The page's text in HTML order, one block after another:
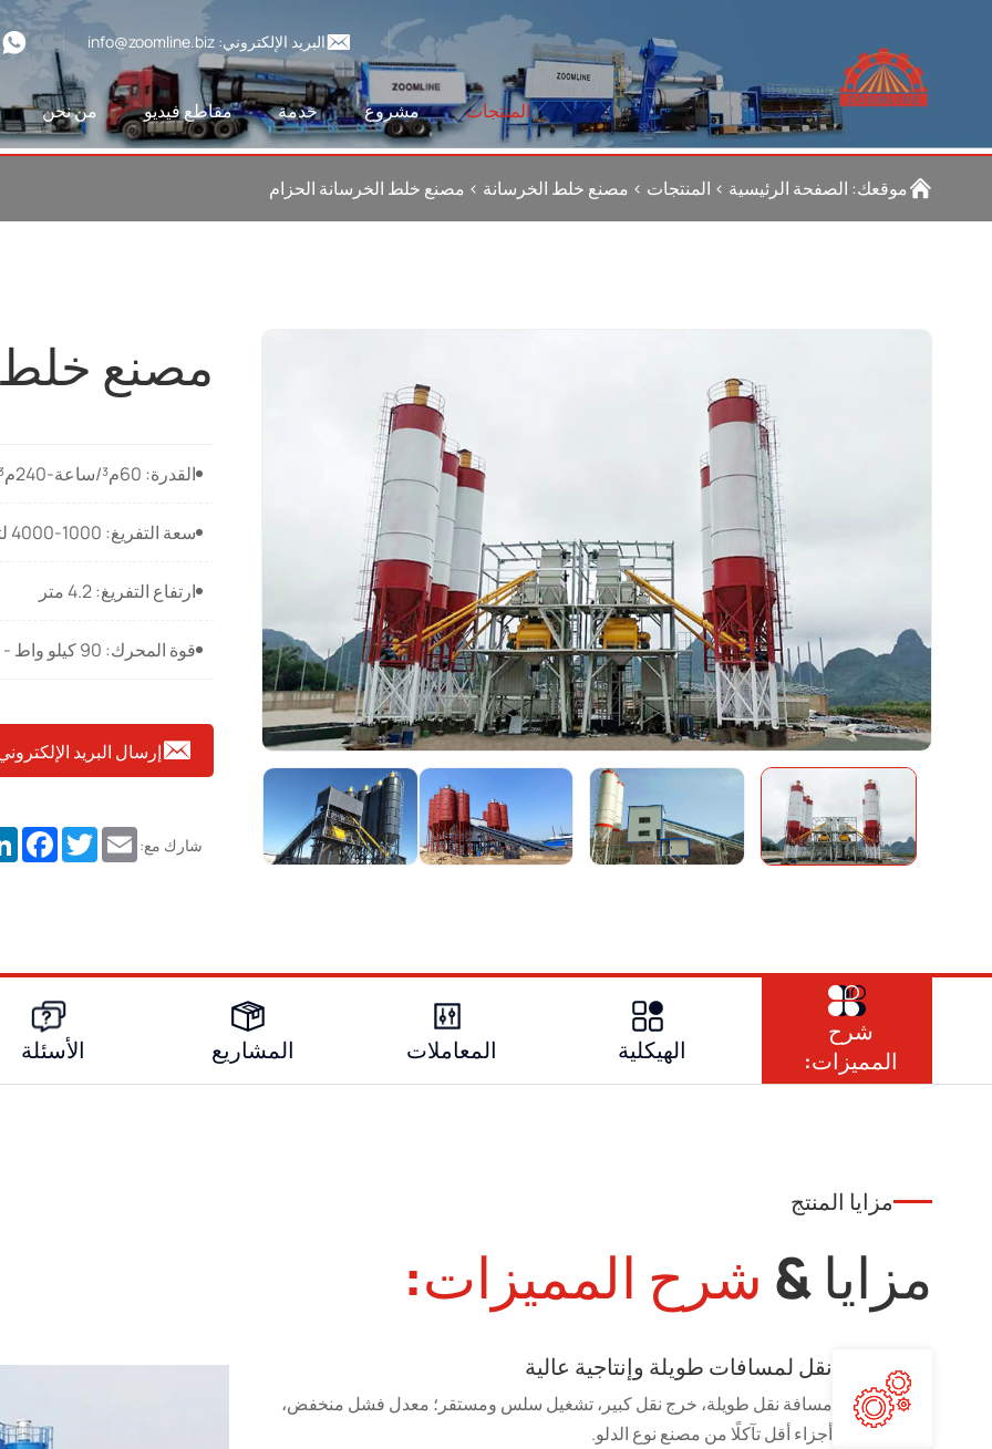
البريد الإلكتروني: info@zoomline.biz
المنتجات مشروع خدمة مقاطع فيديو من نحن
موقعك: الصفحة الرئيسية > المنتجات > مصنع خلط الخرسانة > مصنع خلط الخرسانة الحزام
مصنع خلط
القدرة: 60م³/ساعة-240م³/ساعة
سعة التفريغ: 1000-4000 لتر
ارتفاع التفريغ: 4.2 متر
قوة المحرك: 90 كيلو واط - 320 كيلو واط
إرسال البريد
شارك مع: TwitterEmail
شرح
المميزات:
الهيكلية المعاملات المشاريع الأسئلة
مزايا المنتج
مزايا & شرح المميزات:
نقل لمسافات طويلة وإنتاجية عالية
مسافة نقل طويلة، خرج نقل كبير، تشغيل سلس ومستقر؛ معدل فشل منخفض،
أجزاء أقل تآكلًا من مصنع نوع الدلو.